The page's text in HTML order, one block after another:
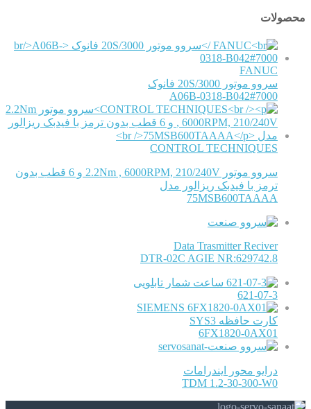
محصولات
FANUC
سروو موتور 20S/3000 فانوک
A06B-0318-B042#7000
CONTROL TECHNIQUES
سروو موتور 2.2Nm , 6000RPM, 210/240V و 6 قطب بدون
ترمز با فیدبک ریزالور مدل
75MSB600TAAAA
Data Trasmitter Reciver
DTR-02C AGIE NR:629742.8
ساعت شمار تابلویی
621-07-3
SIEMENS
کارت حافظه SYS3
6FX1820-0AX01
درایو محور ایندرامات
TDM 1.2-30-300-W0